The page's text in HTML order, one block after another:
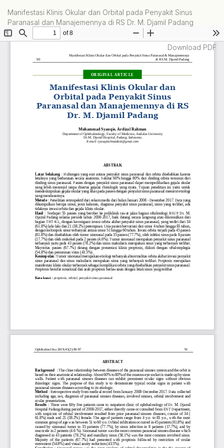
Article
Details
Manifestasi Klinis Okular dan Orbital pada Penyakit Sinus
Paranasal dan Manajemennya di RS Dr. M. Djamil Padang
Download
Download PDF